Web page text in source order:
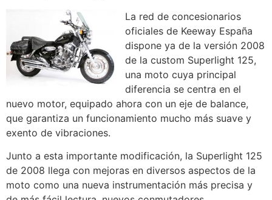
La red de concesionarios
oficiales de Keeway España
dispone ya de la versión 2008
de la custom Superlight 125,
una moto cuya principal
diferencia se centra en el
nuevo motor, equipado ahora con un eje de balance,
que garantiza un funcionamiento mucho más suave y
exento de vibraciones.
Junto a esta importante modificación, la Superlight 125
de 2008 llega con mejoras en diversos aspectos de la
moto como una nueva instrumentación más precisa y